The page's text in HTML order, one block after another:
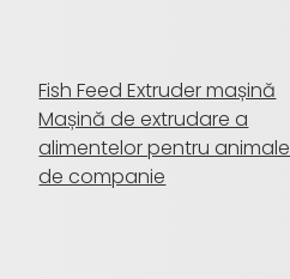
Fish Feed Extruder mașină
Mașină de extrudare a
alimentelor pentru animale
de companie